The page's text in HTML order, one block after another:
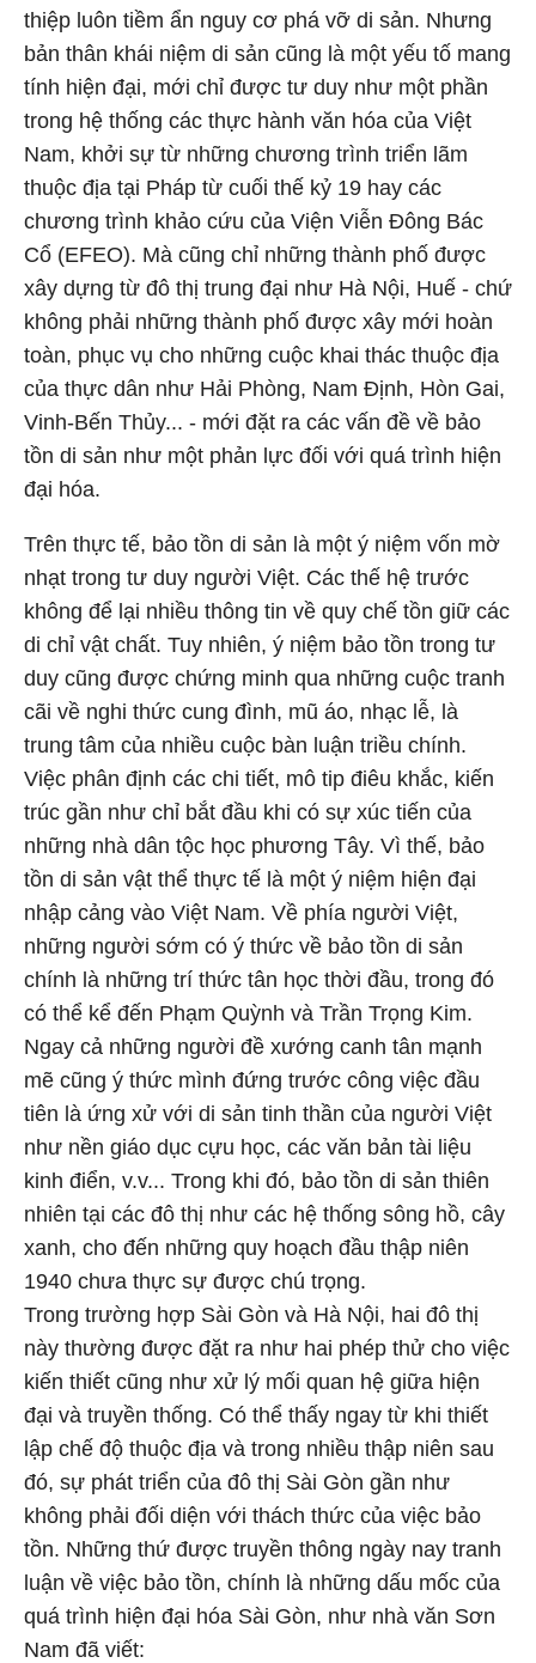
thiệp luôn tiềm ẩn nguy cơ phá vỡ di sản. Nhưng
bản thân khái niệm di sản cũng là một yếu tố mang
tính hiện đại, mới chỉ được tư duy như một phần
trong hệ thống các thực hành văn hóa của Việt
Nam, khởi sự từ những chương trình triển lãm
thuộc địa tại Pháp từ cuối thế kỷ 19 hay các
chương trình khảo cứu của Viện Viễn Đông Bác
Cổ (EFEO). Mà cũng chỉ những thành phố được
xây dựng từ đô thị trung đại như Hà Nội, Huế - chứ
không phải những thành phố được xây mới hoàn
toàn, phục vụ cho những cuộc khai thác thuộc địa
của thực dân như Hải Phòng, Nam Định, Hòn Gai,
Vinh-Bến Thủy... - mới đặt ra các vấn đề về bảo
tồn di sản như một phản lực đối với quá trình hiện
đại hóa.
Trên thực tế, bảo tồn di sản là một ý niệm vốn mờ
nhạt trong tư duy người Việt. Các thế hệ trước
không để lại nhiều thông tin về quy chế tồn giữ các
di chỉ vật chất. Tuy nhiên, ý niệm bảo tồn trong tư
duy cũng được chứng minh qua những cuộc tranh
cãi về nghi thức cung đình, mũ áo, nhạc lễ, là
trung tâm của nhiều cuộc bàn luận triều chính.
Việc phân định các chi tiết, mô tip điêu khắc, kiến
trúc gần như chỉ bắt đầu khi có sự xúc tiến của
những nhà dân tộc học phương Tây. Vì thế, bảo
tồn di sản vật thể thực tế là một ý niệm hiện đại
nhập cảng vào Việt Nam. Về phía người Việt,
những người sớm có ý thức về bảo tồn di sản
chính là những trí thức tân học thời đầu, trong đó
có thể kể đến Phạm Quỳnh và Trần Trọng Kim.
Ngay cả những người đề xướng canh tân mạnh
mẽ cũng ý thức mình đứng trước công việc đầu
tiên là ứng xử với di sản tinh thần của người Việt
như nền giáo dục cựu học, các văn bản tài liệu
kinh điển, v.v... Trong khi đó, bảo tồn di sản thiên
nhiên tại các đô thị như các hệ thống sông hồ, cây
xanh, cho đến những quy hoạch đầu thập niên
1940 chưa thực sự được chú trọng.
Trong trường hợp Sài Gòn và Hà Nội, hai đô thị
này thường được đặt ra như hai phép thử cho việc
kiến thiết cũng như xử lý mối quan hệ giữa hiện
đại và truyền thống. Có thể thấy ngay từ khi thiết
lập chế độ thuộc địa và trong nhiều thập niên sau
đó, sự phát triển của đô thị Sài Gòn gần như
không phải đối diện với thách thức của việc bảo
tồn. Những thứ được truyền thông ngày nay tranh
luận về việc bảo tồn, chính là những dấu mốc của
quá trình hiện đại hóa Sài Gòn, như nhà văn Sơn
Nam đã viết: